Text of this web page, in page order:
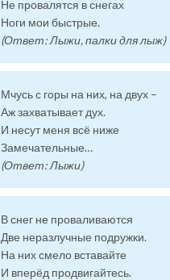
Не провалятся в снегах
Ноги мои быстрые.
(Ответ: Лыжи, палки для лыж)
Мчусь с горы на них, на двух –
Аж захватывает дух.
И несут меня всё ниже
Замечательные…
(Ответ: Лыжи)
В снег не проваливаются
Две неразлучные подружки.
На них смело вставайте
И вперёд продвигайтесь.